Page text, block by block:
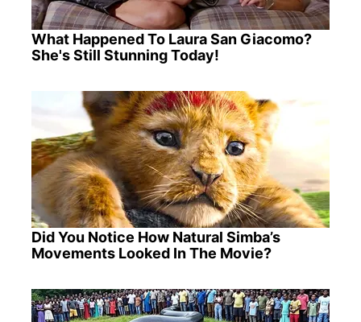
What Happened To Laura San Giacomo?
She's Still Stunning Today!
Did You Notice How Natural Simba’s
Movements Looked In The Movie?